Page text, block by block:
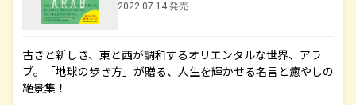
2022.07.14 発売
古きと新しき、東と西が調和するオリエンタルな世界、アラ
ブ。「地球の歩き方」が贈る、人生を輝かせる名言と癒やしの
絶景集！